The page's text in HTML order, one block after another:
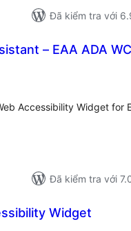
Đã kiểm tra với
– EAA ADA
Accessibility Widget for
Đã kiểm tra với
Widget